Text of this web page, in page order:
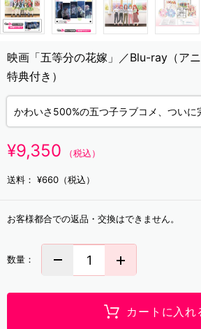
映画「五等分の花嫁」／Blu-ray（ア
特典付き）
かわいさ500%の五つ子ラブコメ、ついに
¥9,350 （税込）
送料： ¥660（税込）
お客様都合での返品・交換はできません。
数量：
カートに入れ